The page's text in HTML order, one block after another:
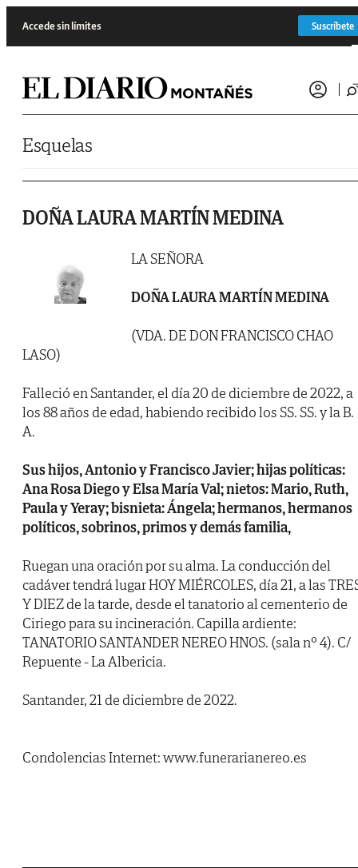
Accede sin límites Suscríbete
Esquelas
DOÑA LAURA MARTÍN MEDINA
LA SEÑORA
DOÑA LAURA MARTÍN MEDINA
(VDA. DE DON FRANCISCO CHAO
LASO)
Falleció en Santander, el día 20 de diciembre de 2022, a
los 88 años de edad, habiendo recibido los SS. SS. y la B.
A.
Sus hijos, Antonio y Francisco Javier; hijas políticas:
Ana Rosa Diego y Elsa María Val; nietos: Mario, Ruth,
Paula y Yeray; bisnieta: Ángela; hermanos, hermanos
políticos, sobrinos, primos y demás familia,
Ruegan una oración por su alma. La conducción del
cadáver tendrá lugar HOY MIÉRCOLES, día 21, a las
Y DIEZ de la tarde, desde el tanatorio al cementerio de
Ciriego para su incineración. Capilla ardiente:
TANATORIO SANTANDER NEREO HNOS. (sala nº 4). C/
Repuente - La Albericia.
Santander, 21 de diciembre de 2022.
Condolencias Internet: www.funerarianereo.es